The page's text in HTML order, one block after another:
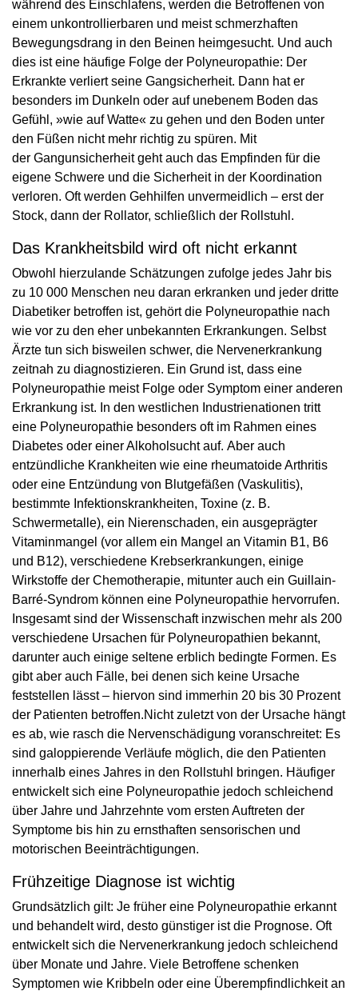
während des Einschlafens, werden die Betroffenen von
einem unkontrollierbaren und meist schmerzhaften
Bewegungsdrang in den Beinen heimgesucht. Und auch
dies ist eine häufige Folge der Polyneuropathie: Der
Erkrankte verliert seine Gangsicherheit. Dann hat er
besonders im Dunkeln oder auf unebenem Boden das
Gefühl, »wie auf Watte« zu gehen und den Boden unter
den Füßen nicht mehr richtig zu spüren. Mit
der Gangunsicherheit geht auch das Empfinden für die
eigene Schwere und die Sicherheit in der Koordination
verloren. Oft werden Gehhilfen unvermeidlich – erst der
Stock, dann der Rollator, schließlich der Rollstuhl.
Das Krankheitsbild wird oft nicht erkannt
Obwohl hierzulande Schätzungen zufolge jedes Jahr bis
zu 10 000 Menschen neu daran erkranken und jeder dritte
Diabetiker betroffen ist, gehört die Polyneuropathie nach
wie vor zu den eher unbekannten Erkrankungen. Selbst
Ärzte tun sich bisweilen schwer, die Nervenerkrankung
zeitnah zu diagnostizieren. Ein Grund ist, dass eine
Polyneuropathie meist Folge oder Symptom einer anderen
Erkrankung ist. In den westlichen Industrienationen tritt
eine Polyneuropathie besonders oft im Rahmen eines
Diabetes oder einer Alkoholsucht auf. Aber auch
entzündliche Krankheiten wie eine rheumatoide Arthritis
oder eine Entzündung von Blutgefäßen (Vaskulitis),
bestimmte Infektionskrankheiten, Toxine (z. B.
Schwermetalle), ein Nierenschaden, ein ausgeprägter
Vitaminmangel (vor allem ein Mangel an Vitamin B1, B6
und B12), verschiedene Krebserkrankungen, einige
Wirkstoffe der Chemotherapie, mitunter auch ein Guillain-
Barré-Syndrom können eine Polyneuropathie hervorrufen.
Insgesamt sind der Wissenschaft inzwischen mehr als 200
verschiedene Ursachen für Polyneuropathien bekannt,
darunter auch einige seltene erblich bedingte Formen. Es
gibt aber auch Fälle, bei denen sich keine Ursache
feststellen lässt – hiervon sind immerhin 20 bis 30 Prozent
der Patienten betroffen.Nicht zuletzt von der Ursache hängt
es ab, wie rasch die Nervenschädigung voranschreitet: Es
sind galoppierende Verläufe möglich, die den Patienten
innerhalb eines Jahres in den Rollstuhl bringen. Häufiger
entwickelt sich eine Polyneuropathie jedoch schleichend
über Jahre und Jahrzehnte vom ersten Auftreten der
Symptome bis hin zu ernsthaften sensorischen und
motorischen Beeinträchtigungen.
Frühzeitige Diagnose ist wichtig
Grundsätzlich gilt: Je früher eine Polyneuropathie erkannt
und behandelt wird, desto günstiger ist die Prognose. Oft
entwickelt sich die Nervenerkrankung jedoch schleichend
über Monate und Jahre. Viele Betroffene schenken
Symptomen wie Kribbeln oder eine Überempfindlichkeit an